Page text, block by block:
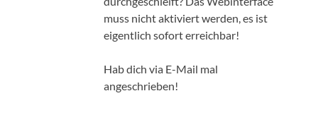
muss nicht aktiviert werden, es ist
eigentlich sofort erreichbar!
Hab dich via E-Mail mal
angeschrieben!